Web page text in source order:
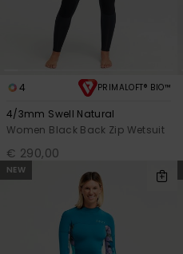
4 PRIMALOFT® BIO™
4/3mm Swell Natural
Women Black Back Zip Wetsuit
€ 290,00
NEW